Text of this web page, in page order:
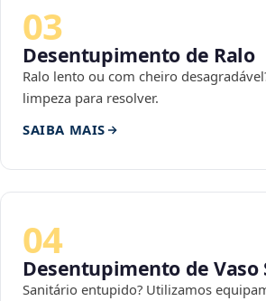
03
Desentupimento de Ralo
Ralo lento ou com cheiro
limpeza para resolver.
SAIBA MAIS
04
Desentupimento de
Sanitário entupido? Utilizamos